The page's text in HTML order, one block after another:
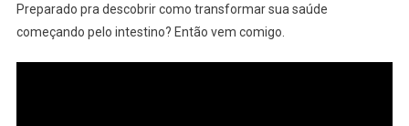
Preparado pra descobrir como transformar sua saúde
começando pelo intestino? Então vem comigo.